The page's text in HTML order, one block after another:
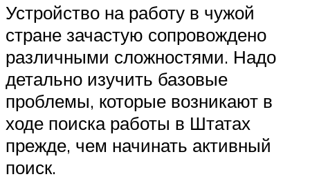
Устройство на работу в чужой
стране зачастую сопровождено
различными сложностями. Надо
детально изучить базовые
проблемы, которые возникают в
ходе поиска работы в Штатах
прежде, чем начинать активный
поиск.